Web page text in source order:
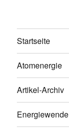
Startseite
Atomenergie
Artikel-Archiv
Energiewende